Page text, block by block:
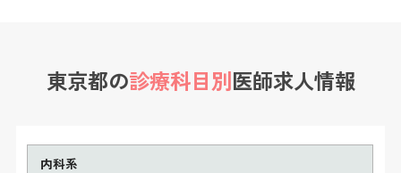
東京都の診療科目別医師求人情報
内科系